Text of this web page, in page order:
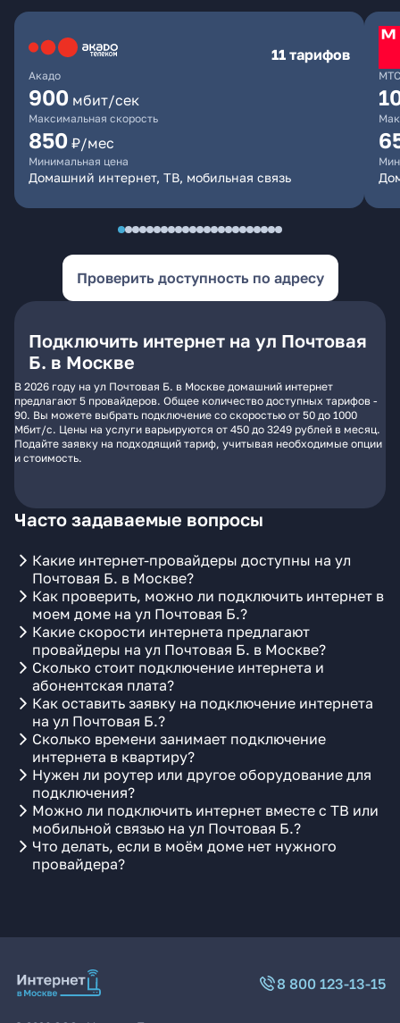
Акадо
11 тарифов
900 мбит/сек
Максимальная скорость
850 ₽/мес
Минимальная цена
Домашний интернет, ТВ, мобильная связь
МТС
Проверить доступность по адресу
Подключить интернет на ул Почтовая
Б. в Москве
В 2026 году на ул Почтовая Б. в Москве домашний интернет
предлагают 5 провайдеров. Общее количество доступных тарифов -
90. Вы можете выбрать подключение со скоростью от 50 до 1000
Мбит/с. Цены на услуги варьируются от 450 до 3249 рублей в месяц.
Подайте заявку на подходящий тариф, учитывая необходимые опции
и стоимость.
Часто задаваемые вопросы
Какие интернет-провайдеры доступны на ул
Почтовая Б. в Москве?
Как проверить, можно ли подключить интернет в
моем доме на ул Почтовая Б.?
Какие скорости интернета предлагают
провайдеры на ул Почтовая Б. в Москве?
Сколько стоит подключение интернета и
абонентская плата?
Как оставить заявку на подключение интернета
на ул Почтовая Б.?
Сколько времени занимает подключение
интернета в квартиру?
Нужен ли роутер или другое оборудование для
подключения?
Можно ли подключить интернет вместе с ТВ или
мобильной связью на ул Почтовая Б.?
Что делать, если в моём доме нет нужного
провайдера?
8 800 123-13-15